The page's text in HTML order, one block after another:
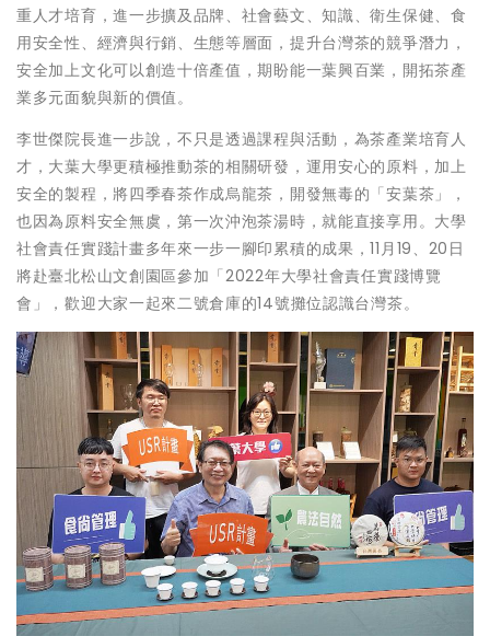
重人才培育，進一步擴及品牌、社會藝文、知識、衛生保健、食
用安全性、經濟與行銷、生態等層面，提升台灣茶的競爭潛力，
安全加上文化可以創造十倍產值，期盼能一葉興百業，開拓茶產
業多元面貌與新的價值。
李世傑院長進一步說，不只是透過課程與活動，為茶產業培育人
才，大葉大學更積極推動茶的相關研發，運用安心的原料，加上
安全的製程，將四季春茶作成烏龍茶，開發無毒的「安葉茶」，
也因為原料安全無虞，第一次沖泡茶湯時，就能直接享用。大學
社會責任實踐計畫多年來一步一腳印累積的成果，11月19、20日
將赴臺北松山文創園區參加「2022年大學社會責任實踐博覽
會」，歡迎大家一起來二號倉庫的14號攤位認識台灣茶。